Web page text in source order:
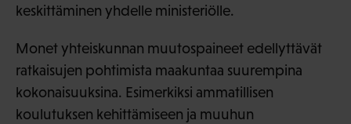
keskittäminen yhdelle ministeriölle.
Monet yhteiskunnan muutospaineet edellyttävät
ratkaisujen pohtimista maakuntaa suurempina
kokonaisuuksina. Esimerkiksi ammatillisen
koulutuksen kehittämiseen ja muuhun